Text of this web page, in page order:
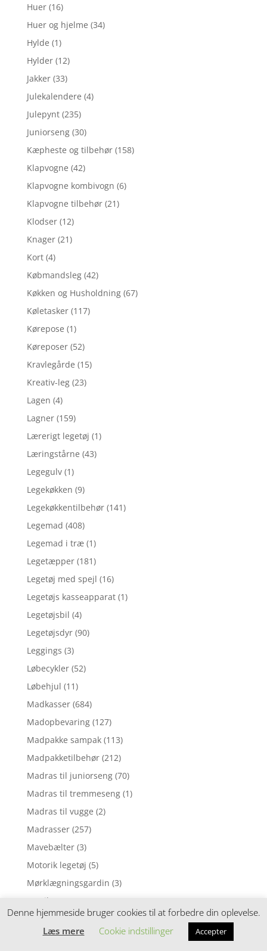
Huer (16)
Huer og hjelme (34)
Hylde (1)
Hylder (12)
Jakker (33)
Julekalendere (4)
Julepynt (235)
Juniorseng (30)
Kæpheste og tilbehør (158)
Klapvogne (42)
Klapvogne kombivogn (6)
Klapvogne tilbehør (21)
Klodser (12)
Knager (21)
Kort (4)
Købmandsleg (42)
Køkken og Husholdning (67)
Køletasker (117)
Kørepose (1)
Køreposer (52)
Kravlegårde (15)
Kreativ-leg (23)
Lagen (4)
Lagner (159)
Lærerigt legetøj (1)
Læringstårne (43)
Legegulv (1)
Legekøkken (9)
Legekøkkentilbehør (141)
Legemad (408)
Legemad i træ (1)
Legetæpper (181)
Legetøj med spejl (16)
Legetøjs kasseapparat (1)
Legetøjsbil (4)
Legetøjsdyr (90)
Leggings (3)
Løbecykler (52)
Løbehjul (11)
Madkasser (684)
Madopbevaring (127)
Madpakke sampak (113)
Madpakketilbehør (212)
Madras til juniorseng (70)
Madras til tremmeseng (1)
Madras til vugge (2)
Madrasser (257)
Mavebælter (3)
Motorik legetøj (5)
Mørklægningsgardin (3)
Musik uro
Musikinstrumenter (8)
Musiklegetøj (39)
Denne hjemmeside bruger cookies til at forbedre din oplevelse.
Læs mere
Cookie indstillinger Accepter